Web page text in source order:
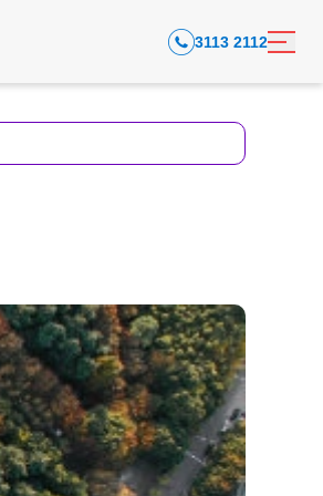
3113 2112